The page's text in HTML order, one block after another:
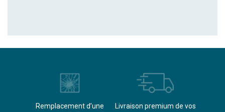
Remplacement d’une
Livraison premium de vos